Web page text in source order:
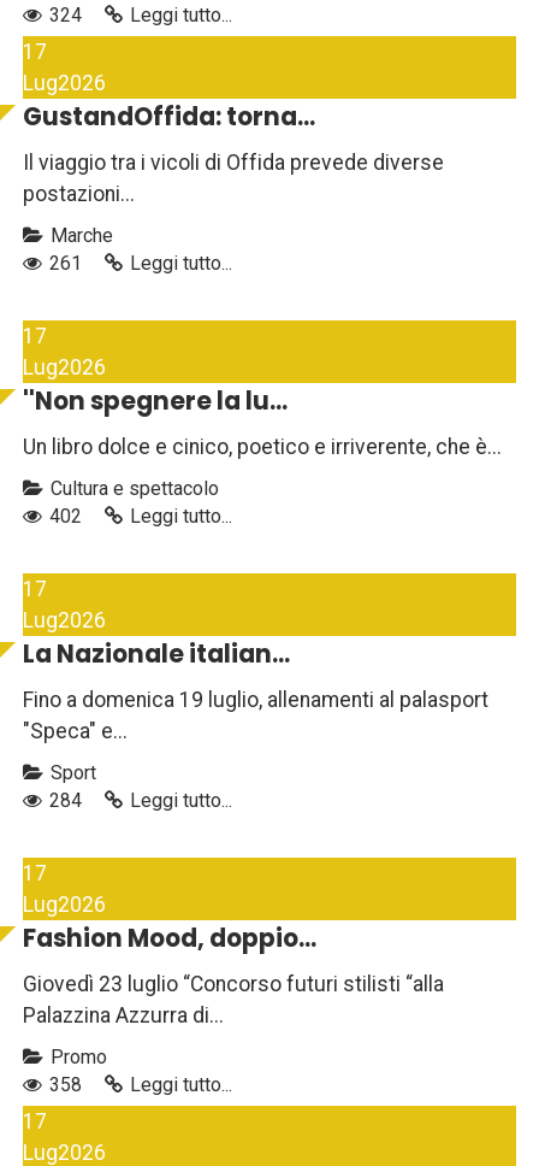
324
Leggi tutto...
17
Lug2026
GustandOffida: torna...
Il viaggio tra i vicoli di Offida prevede diverse
postazioni...
Marche
261
Leggi tutto...
17
Lug2026
''Non spegnere la lu...
Un libro dolce e cinico, poetico e irriverente, che è...
Cultura e spettacolo
402
Leggi tutto...
17
Lug2026
La Nazionale italian...
Fino a domenica 19 luglio, allenamenti al palasport
"Speca" e...
Sport
284
Leggi tutto...
17
Lug2026
Fashion Mood, doppio...
Giovedì 23 luglio “Concorso futuri stilisti “alla
Palazzina Azzurra di...
Promo
358
Leggi tutto...
17
Lug2026